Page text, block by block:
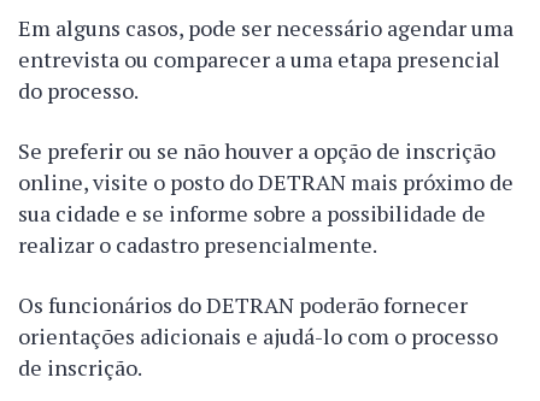
Em alguns casos, pode ser necessário agendar uma
entrevista ou comparecer a uma etapa presencial
do processo.
Se preferir ou se não houver a opção de inscrição
online, visite o posto do DETRAN mais próximo de
sua cidade e se informe sobre a possibilidade de
realizar o cadastro presencialmente.
Os funcionários do DETRAN poderão fornecer
orientações adicionais e ajudá-lo com o processo
de inscrição.